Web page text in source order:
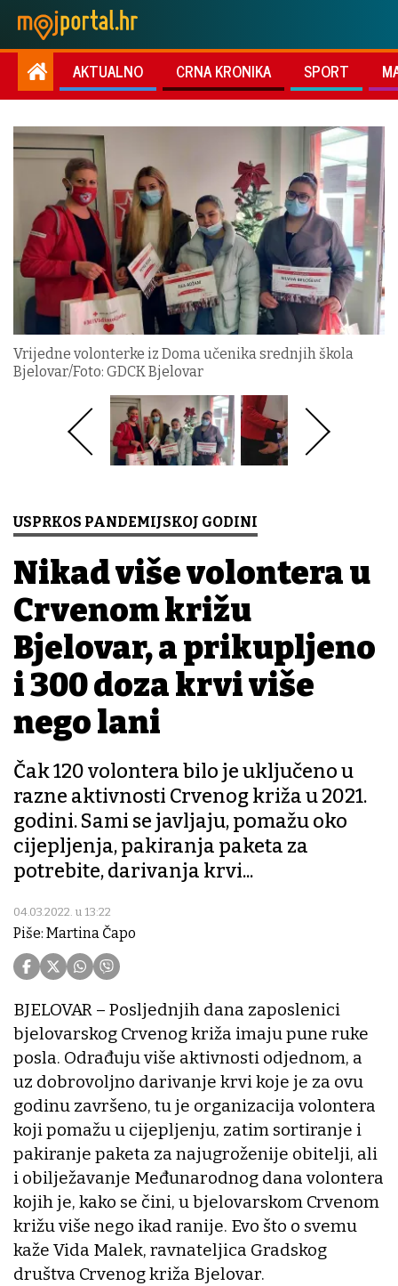
AKTUALNO CRNA KRONIKA SPORT
Vrijedne volonterke iz Doma učenika srednjih škola
Bjelovar/Foto: GDCK Bjelovar
USPRKOS PANDEMIJSKOJ GODINI
Nikad više volontera u
Crvenom križu
Bjelovar, a prikupljeno
i 300 doza krvi više
nego lani
Čak 120 volontera bilo je uključeno u
razne aktivnosti Crvenog križa u 2021.
godini. Sami se javljaju, pomažu oko
cijepljenja, pakiranja paketa za
potrebite, darivanja krvi...
04.03.2022. u 13:22
Piše: Martina Čapo
BJELOVAR – Posljednjih dana zaposlenici
bjelovarskog Crvenog križa imaju pune ruke
posla. Odrađuju više aktivnosti odjednom, a
uz dobrovoljno darivanje krvi koje je za ovu
godinu završeno, tu je organizacija volontera
koji pomažu u cijepljenju, zatim sortiranje i
pakiranje paketa za najugroženije obitelji, ali
i obilježavanje Međunarodnog dana volontera
kojih je, kako se čini, u bjelovarskom Crvenom
križu više nego ikad ranije. Evo što o svemu
kaže Vida Malek, ravnateljica Gradskog
društva Crvenog križa Bjelovar.